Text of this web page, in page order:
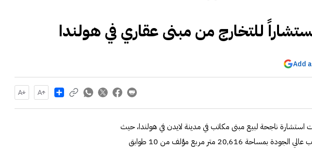
للتخارج من مبنى عقاري في هولندا
Add
Share
استشارة ناجحة لبيع مبنى مكاتب في مدينة لايدن في هولندا، حيث
يتكون العقار المباع من مبنى مكاتب عالي الجودة بمساحة 20,616 متر مربع مؤلف من 10 طوابق